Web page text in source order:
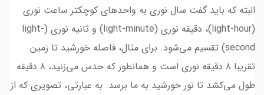
البته که باید گفت سال نوری به واحدهای کوچکتر ساعت نوری
(light-hour)، دقیقه نوری (light-minute) و ثانیه نوری (light-
second) تقسیم می‌شود. برای مثال، فاصله خورشید تا زمین
تقریبا ۸ دقیقه نوری است و همانطور که حدس می‌زنید، ۸ دقیقه
طول می‌کشد تا نور خورشید به ما برسد. به عبارتی، تصویری که از